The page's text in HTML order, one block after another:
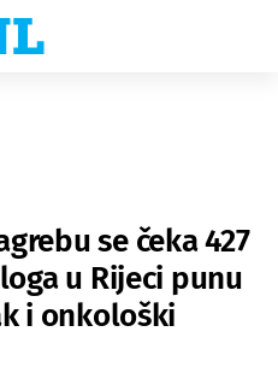
se čeka 427
u Rijeci punu
i onkološki